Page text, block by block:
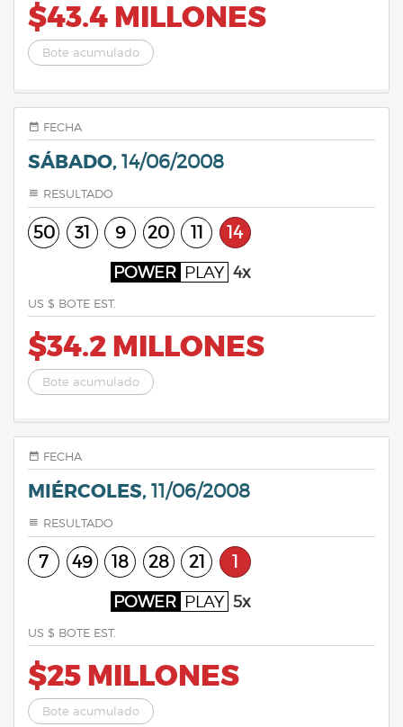
$43.4 MILLONES
Bote acumulado
FECHA
SÁBADO, 14/06/2008
RESULTADO
50 31 9 20 11 14
POWER PLAY 4x
US $ BOTE EST.
$34.2 MILLONES
Bote acumulado
FECHA
MIÉRCOLES, 11/06/2008
RESULTADO
7 49 18 28 21 1
POWER PLAY 5x
US $ BOTE EST.
$25 MILLONES
Bote acumulado